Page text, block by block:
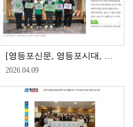
[영등포신문, 영등포시대, 영등포투데이] 초록우산 영등포종합사회복지관, 제9회 지방선거 예비후보자들에게 ‘아동공약제안서’ 전달
2026.04.09